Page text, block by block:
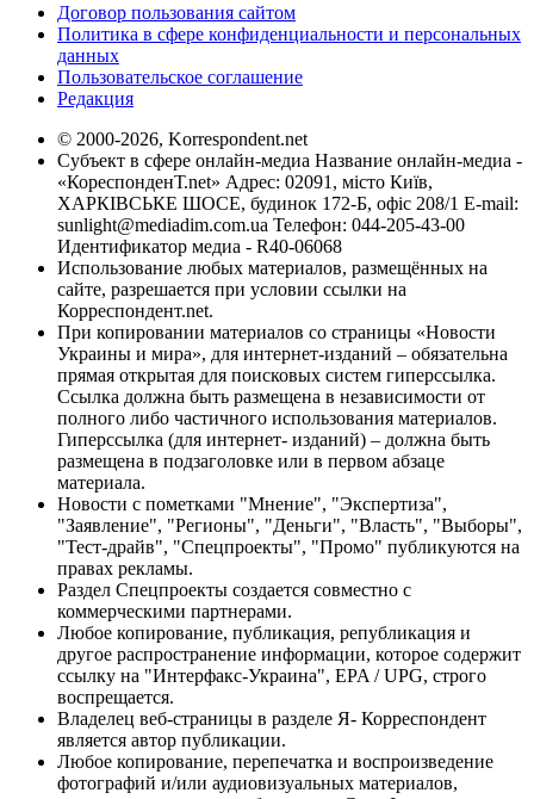
Договор пользования сайтом
Политика в сфере конфиденциальности и персональных
данных
Пользовательское соглашение
Редакция
© 2000-2026, Korrespondent.net
Субъект в сфере онлайн-медиа Название онлайн-медиа -
«КореспонденТ.net» Адрес: 02091, місто Київ,
ХАРКІВСЬКЕ ШОСЕ, будинок 172-Б, офіс 208/1 E-mail:
sunlight@mediadim.com.ua Телефон: 044-205-43-00
Идентификатор медиа - R40-06068
Использование любых материалов, размещённых на
сайте, разрешается при условии ссылки на
Корреспондент.net.
При копировании материалов со страницы «Новости
Украины и мира», для интернет-изданий – обязательна
прямая открытая для поисковых систем гиперссылка.
Ссылка должна быть размещена в независимости от
полного либо частичного использования материалов.
Гиперссылка (для интернет- изданий) – должна быть
размещена в подзаголовке или в первом абзаце
материала.
Новости с пометками "Мнение", "Экспертиза",
"Заявление", "Регионы", "Деньги", "Власть", "Выборы",
"Тест-драйв", "Спецпроекты", "Промо" публикуются на
правах рекламы.
Раздел Спецпроекты создается совместно с
коммерческими партнерами.
Любое копирование, публикация, републикация и
другое распространение информации, которое содержит
ссылку на "Интерфакс-Украина", EPA / UPG, строго
воспрещается.
Владелец веб-страницы в разделе Я- Корреспондент
является автор публикации.
Любое копирование, перепечатка и воспроизведение
фотографий и/или аудиовизуальных материалов,